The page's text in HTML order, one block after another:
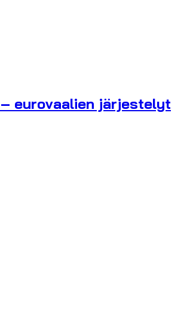
eurovaalien järjestelyt